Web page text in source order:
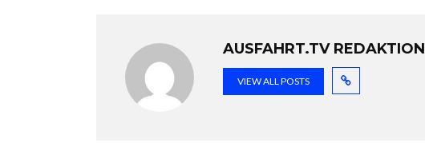
AUSFAHRT.TV REDAKTION
VIEW ALL POSTS